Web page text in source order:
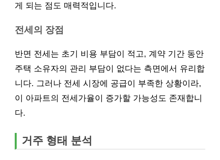
게 되는 점도 매력적입니다.
전세의 장점
반면 전세는 초기 비용 부담이 적고, 계약 기간 동안
주택 소유자의 관리 부담이 없다는 측면에서 유리합
니다. 그러나 전세 시장에 공급이 부족한 상황이라,
이 아파트의 전세가율이 증가할 가능성도 존재합니
다.
거주 형태 분석